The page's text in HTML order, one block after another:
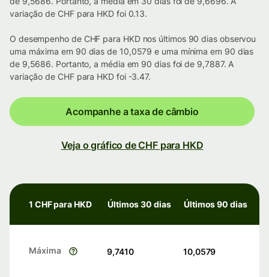
variação de CHF para HKD foi 0.13.
O desempenho de CHF para HKD nos últimos 90 dias observou
uma máxima em 90 dias de 10,0579 e uma mínima em 90 dias
de 9,5686. Portanto, a média em 90 dias foi de 9,7887. A
variação de CHF para HKD foi -3.47.
Acompanhe a taxa de câmbio
Veja o gráfico de CHF para HKD
1 CHF para HKD Últimos 30 dias Últimos 90 dias
Máxima 9,7410 10,0579